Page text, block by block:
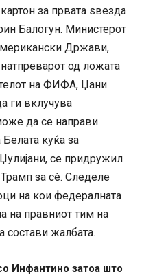
за првата ѕвезда
Балогун. Министерот
Држави,
од ложата
на ФИФА, Џани
ги вклучува
да се направи.
куќа за
се придружил
за сè. Следеле
на кои федералната
на правниот тим на
состави жалбата.
Инфантино затоа што